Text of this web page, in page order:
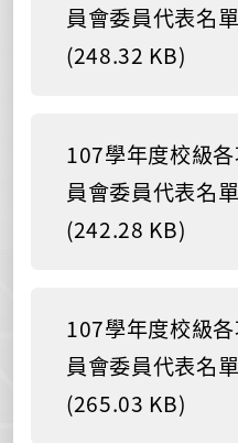
員會委員代表名
(248.32 KB)
107學年度校級
員會委員代表名
(242.28 KB)
107學年度校級
員會委員代表名
(265.03 KB)